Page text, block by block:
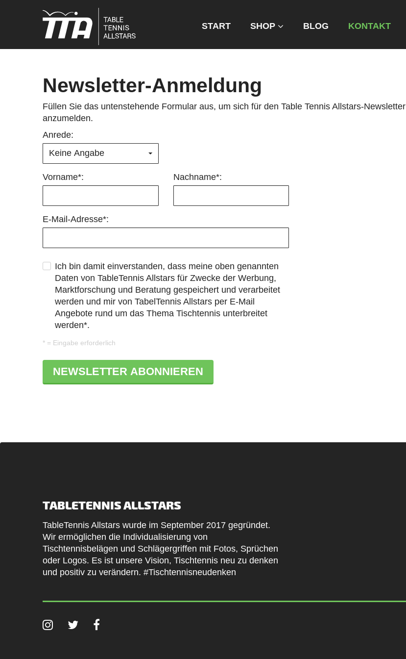
START SHOP BLOG KONTAKT
Newsletter-Anmeldung
Füllen Sie das untenstehende Formular aus, um sich für den Table Tennis Allstars-Newsletter
anzumelden.
Anrede:
Keine Angabe
Vorname*: Nachname*:
E-Mail-Adresse*:
Ich bin damit einverstanden, dass meine oben genannten
Daten von TableTennis Allstars für Zwecke der Werbung,
Marktforschung und Beratung gespeichert und verarbeitet
werden und mir von TabelTennis Allstars per E-Mail
Angebote rund um das Thema Tischtennis unterbreitet
werden*.
* = Eingabe erforderlich
NEWSLETTER ABONNIEREN
TABLETENNIS ALLSTARS
TableTennis Allstars wurde im September 2017 gegründet.
Wir ermöglichen die Individualisierung von
Tischtennisbelägen und Schlägergriffen mit Fotos, Sprüchen
oder Logos. Es ist unsere Vision, Tischtennis neu zu denken
und positiv zu verändern. #Tischtennisneudenken